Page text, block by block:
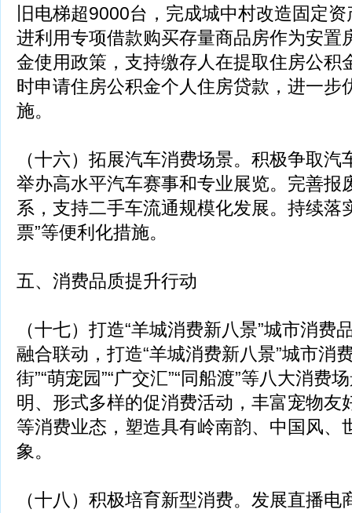
旧电梯超9000台，完成城中村改造固定
进利用专项借款购买存量商品房作为安置
金使用政策，支持缴存人在提取住房公积
时申请住房公积金个人住房贷款，进一步
施。
（十六）拓展汽车消费场景。积极争取
举办高水平汽车赛事和专业展览。完善报
系，支持二手车流通规模化发展。持续落
票”等便利化措施。
五、消费品质提升行动
（十七）打造“羊城消费新八景”城市消费
融合联动，打造“羊城消费新八景”城市消
街”“萌宠园”“广交汇”“同船渡”等八大消费
明、形式多样的促消费活动，丰富宠物友
等消费业态，塑造具有岭南韵、中国风、
象。
（十八）积极培育新型消费。发展直播